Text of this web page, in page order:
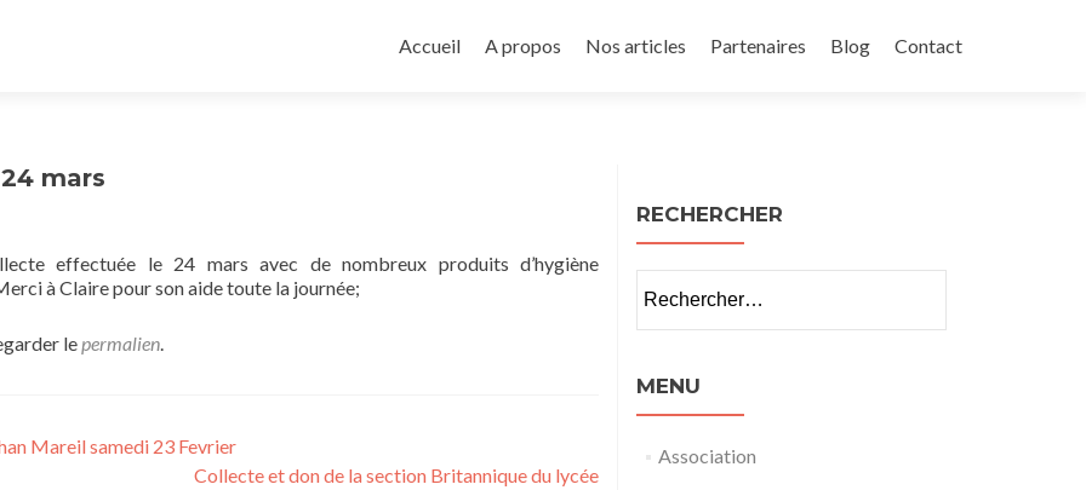
au
Accueil A propos Nos articles Partenaires Blog Contact
mars
effectuée le 24 mars avec de nombreux produits d’hygiène
à Claire pour son aide toute la journée;
lepermalien.
Mareil samedi 23 Fevrier
Collecte et don de la section Britannique du lycée
RECHERCHER
MENU
Association